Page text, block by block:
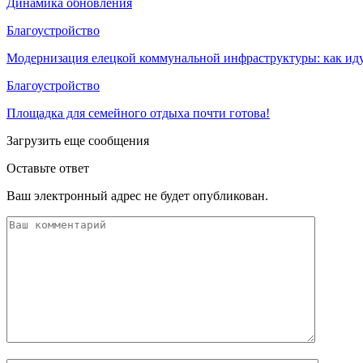
Благоустройство
Модернизация елецкой коммунальной инфраструктуры: как
Благоустройство
Площадка для семейного отдыха почти готова!
Загрузить еще сообщения
Оставьте ответ
Ваш электронный адрес не будет опубликован.